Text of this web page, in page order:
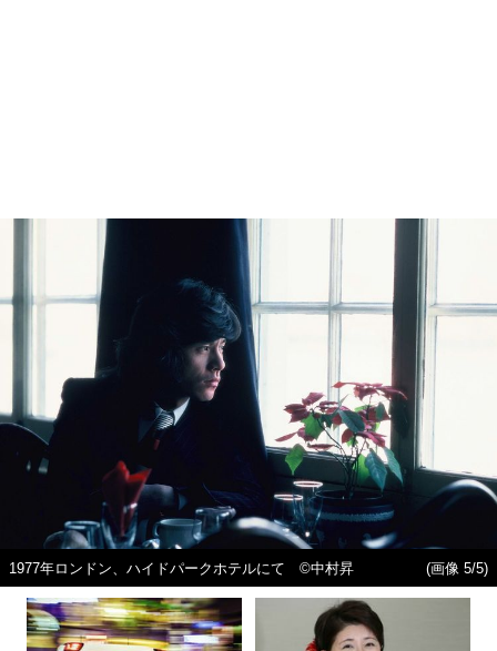
1977年ロンドン、ハイドパークホテルにて ©中村昇 (画像 5/5)